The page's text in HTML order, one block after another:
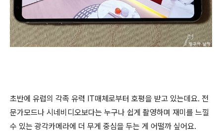
초반에 유럽의 각족 유력 IT매체로부터 호평을 받고 있는데요. 전
문가모드나 시네비디오보다는 누구나 쉽게 촬영하며 재미를 느낄
수 있는 광각카메라에 더 무게 중심을 두는 게 어떨까 싶어요.